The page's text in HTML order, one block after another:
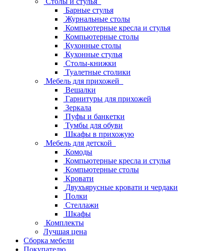
Барные стулья
Журнальные столы
Компьютерные кресла и стулья
Компьютерные столы
Кухонные столы
Кухонные стулья
Столы-книжки
Туалетные столики
Мебель для прихожей
Вешалки
Гарнитуры для прихожей
Зеркала
Пуфы и банкетки
Тумбы для обуви
Шкафы в прихожую
Мебель для детской
Комоды
Компьютерные кресла и стулья
Компьютерные столы
Кровати
Двухъярусные кровати и чердаки
Полки
Стеллажи
Шкафы
Комплекты
Лучшая цена
Сборка мебели
Покупателю